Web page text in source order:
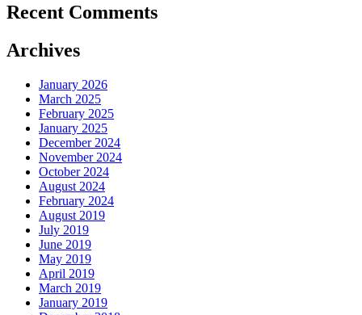
Recent Comments
Archives
January 2026
March 2025
February 2025
January 2025
December 2024
November 2024
October 2024
August 2024
February 2024
August 2019
July 2019
June 2019
May 2019
April 2019
March 2019
January 2019